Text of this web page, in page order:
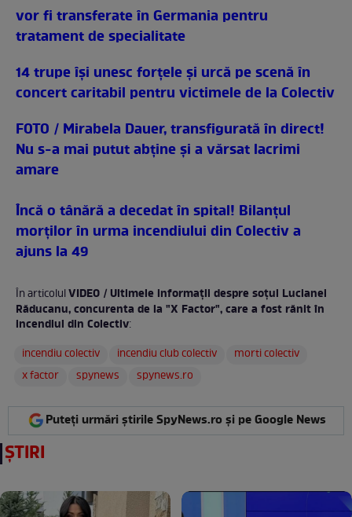
vor fi transferate în Germania pentru
tratament de specialitate
14 trupe îşi unesc forţele şi urcă pe scenă în
concert caritabil pentru victimele de la Colectiv
FOTO / Mirabela Dauer, transfigurată în direct!
Nu s-a mai putut abţine şi a vărsat lacrimi
amare
Încă o tânără a decedat în spital! Bilanţul
morţilor în urma incendiului din Colectiv a
ajuns la 49
În articolulVIDEO / Ultimele informaţii despre soţul Lucianei
Răducanu, concurenta de la "X Factor", care a fost rănit în
incendiul din Colectiv:
incendiu colectiv
incendiu club colectiv
morti colectiv
x factor
spynews spynews.ro
Puteți urmări știrile SpyNews.ro și pe Google News
ȘTIRI